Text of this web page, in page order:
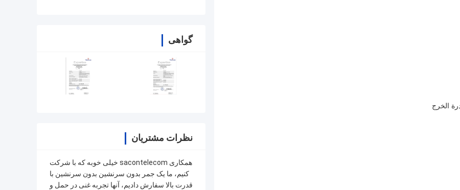
گواهی
نظرات مشتریان
خیلی خوبه که با شرکت sacontelecom همکاری
کنیم، ما یک جمر بدون سرنشین بدون سرنشین با
قدرت بالا سفارش دادیم، آنها تجربه غنی در حمل و